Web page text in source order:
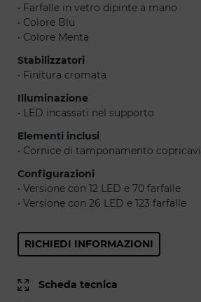
• Farfalle in vetro dipinte a mano
• Colore Blu
• Colore Menta
Stabilizzatori
• Finitura cromata
Illuminazione
• LED incassati nel supporto
Elementi inclusi
• Cornice di tamponamento copricavi
Configurazioni
• Versione con 12 LED e 70 farfalle
• Versione con 26 LED e 123 farfalle
RICHIEDI INFORMAZIONI
Scheda tecnica